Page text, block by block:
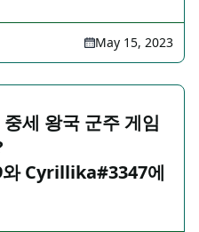
May 15, 2023
세 왕국 군주 게임
Cyrillika#3347에